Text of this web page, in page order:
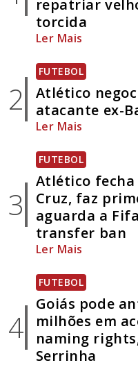
repatriar
torcida
Ler Mais
2
FUTEBOL
Atlético
atacante ex-
Ler Mais
3
FUTEBOL
Atlético fecha
Cruz, faz
aguarda a
transfer ban
Ler Mais
4
FUTEBOL
Goiás pode
milhões em
naming
Serrinha